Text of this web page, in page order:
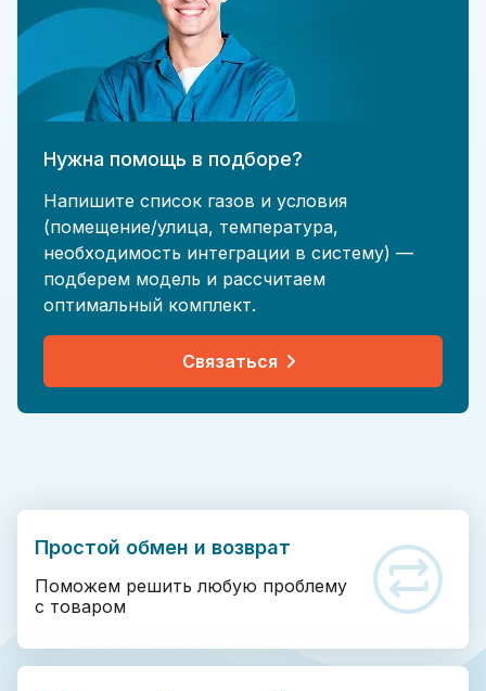
Нужна помощь в подборе?
Напишите список газов и условия
(помещение/улица, температура,
необходимость интеграции в систему) —
подберем модель и рассчитаем
оптимальный комплект.
Связаться
Простой обмен и возврат
Поможем решить любую проблему
с товаром